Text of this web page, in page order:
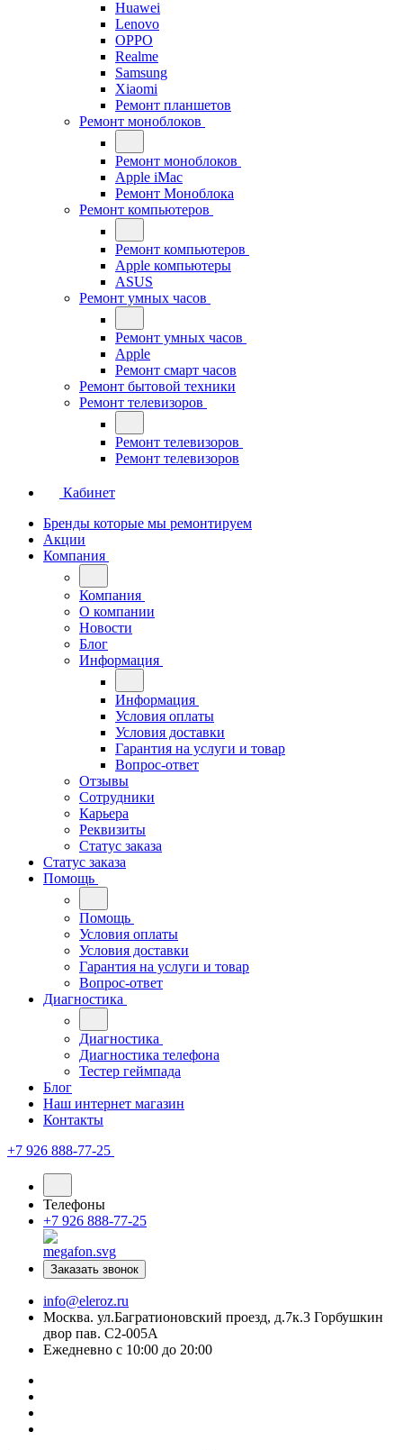
Huawei
Lenovo
OPPO
Realme
Samsung
Xiaomi
Ремонт планшетов
Ремонт моноблоков
Ремонт моноблоков
Apple iMac
Ремонт Моноблока
Ремонт компьютеров
Ремонт компьютеров
Apple компьютеры
ASUS
Ремонт умных часов
Ремонт умных часов
Apple
Ремонт смарт часов
Ремонт бытовой техники
Ремонт телевизоров
Ремонт телевизоров
Ремонт телевизоров
Кабинет
Бренды которые мы ремонтируем
Акции
Компания
Компания
О компании
Новости
Блог
Информация
Информация
Условия оплаты
Условия доставки
Гарантия на услуги и товар
Вопрос-ответ
Отзывы
Сотрудники
Карьера
Реквизиты
Статус заказа
Статус заказа
Помощь
Помощь
Условия оплаты
Условия доставки
Гарантия на услуги и товар
Вопрос-ответ
Диагностика
Диагностика
Диагностика телефона
Тестер геймпада
Блог
Наш интернет магазин
Контакты
+7 926 888-77-25
Телефоны
+7 926 888-77-25
Заказать звонок
info@eleroz.ru
Москва. ул.Багратионовский проезд, д.7к.3 Горбушкин
двор пав. C2-005A
Ежедневно с 10:00 до 20:00